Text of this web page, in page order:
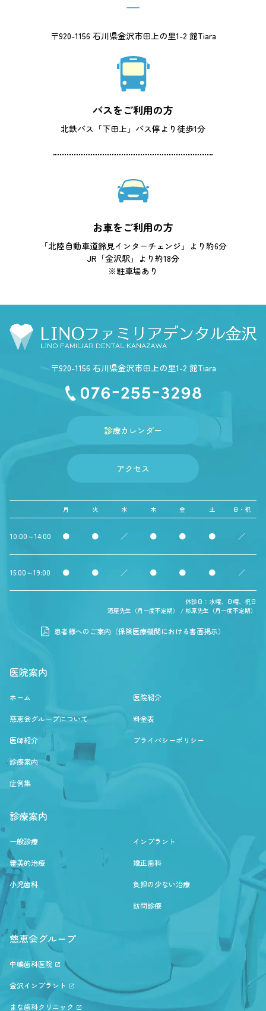
〒920-1156 石川県金沢市田上の里1-2 館Tiara
バスをご利用の方
北鉄バス「下田上」バス停より徒歩1分
お車をご利用の方
「北陸自動車道鈴見インターチェンジ」より約6分
JR「金沢駅」より約18分
※駐車場あり
〒920-1156 石川県金沢市田上の里1-2 館Tiara
診療カレンダー
アクセス
月 火 水 木 金 土 日・祝
10:00～14:00 ● ● ／ ● ● ● ／
15:00～19:00 ● ● ／ ● ● ● ／
休診日：水曜、日曜、祝日
酒屋先生（月一度不定期） / 杉原先生（月一度不定期）
患者様へのご案内（保険医療機関における書面掲示）
医院案内
ホーム
慈恵会グループについて
医師紹介
診療案内
症例集
医院紹介
料金表
プライバシーポリシー
診療案内
一般診療
審美的治療
小児歯科
インプラント
矯正歯科
負担の少ない治療
訪問診療
慈恵会グループ
中嶋歯科医院
金沢インプラント
まな歯科クリニック